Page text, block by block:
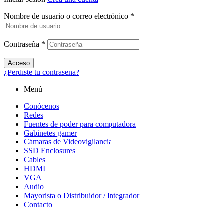
Nombre de usuario o correo electrónico *
Contraseña *
Acceso
¿Perdiste tu contraseña?
Menú
Conócenos
Redes
Fuentes de poder para computadora
Gabinetes gamer
Cámaras de Videovigilancia
SSD Enclosures
Cables
HDMI
VGA
Audio
Mayorista o Distribuidor / Integrador
Contacto